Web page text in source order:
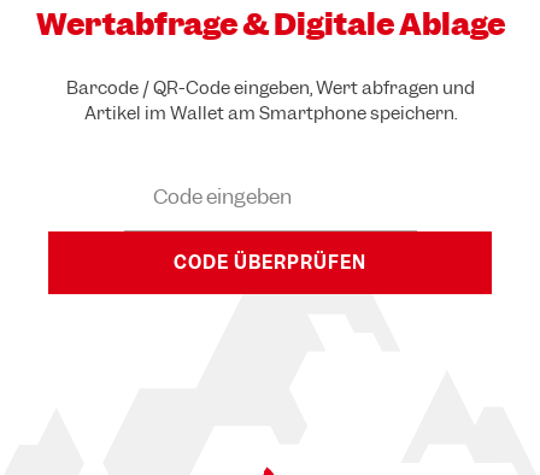
Wertabfrage & Digitale Ablage
Barcode / QR-Code eingeben, Wert abfragen und
Artikel im Wallet am Smartphone speichern.
CODE ÜBERPRÜFEN